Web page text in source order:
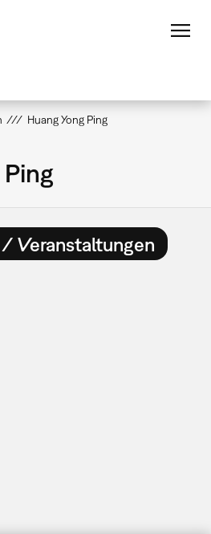
Huang Yong Ping
Veranstaltungen